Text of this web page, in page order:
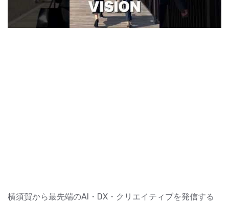
横須賀から最先端のAI・DX・クリエイティブを発信する